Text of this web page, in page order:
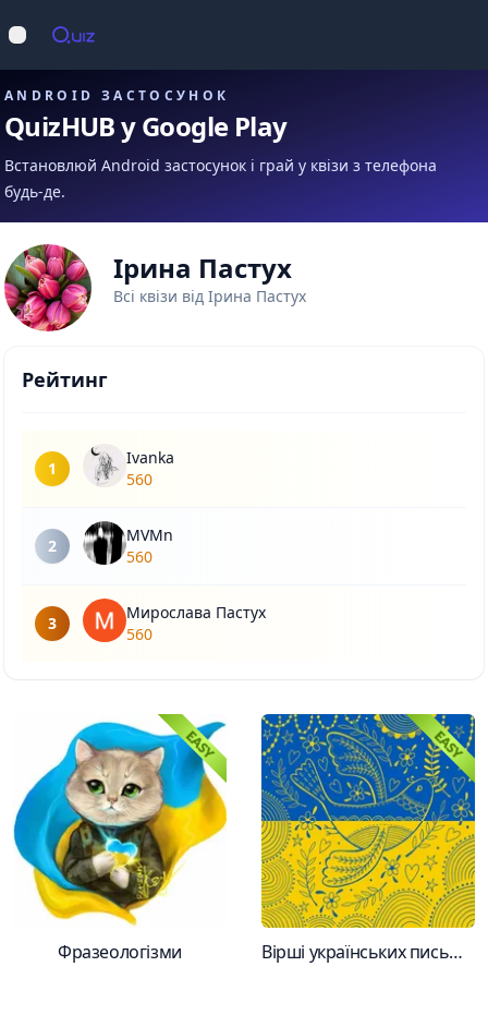
Відкрити меню
ANDROID ЗАСТОСУНОК
QuizHUB у Google Play
Встановлюй Android застосунок і грай у квізи з телефона
будь-де.
Ірина Пастух
Всі квізи від Ірина Пастух
Рейтинг
1
Ivanka
560
2
MVMn
560
3
Мирослава Пастух
560
Фразеологізми Вірші українських письменників